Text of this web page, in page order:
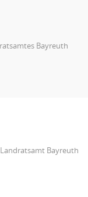
Bayreuth
Bayreuth